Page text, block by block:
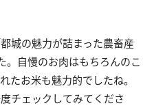
城の魅力が詰まった農畜産
。自慢のお肉はもちろんのこ
たお米も魅力的でしたね。
チェックしてみてくださ